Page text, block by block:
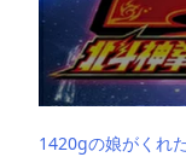
1420gの娘がくれた